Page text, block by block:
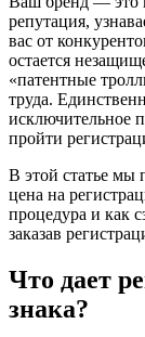
репутация,
вас от
остается
«патентные
труда.
исключительное
пройти
В этой статье мы
цена на
процедура и как
заказав
Что дает
знака?